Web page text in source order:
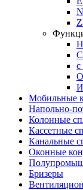
С
с
Мобильные
Напольно-
Колонные
Кассетные
Канальные
Оконные
Бризеры